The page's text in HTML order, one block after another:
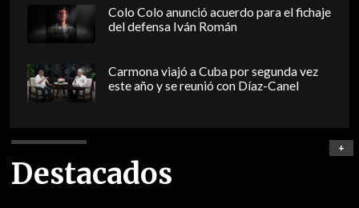
Colo Colo anunció acuerdo para el fichaje
del defensa Iván Román
Carmona viajó a Cuba por segunda vez
este año y se reunió con Díaz-Canel
Destacados
+